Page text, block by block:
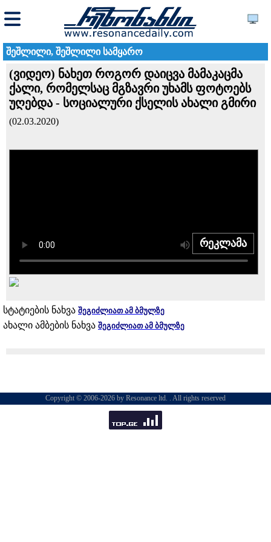
შეშლილი, შეშლილი სამყარო
(ვიდეო) ნახეთ როგორ დაიცვა მამაკაცმა
ქალი, რომელსაც მგზავრი უხამს ფოტოებს
უღებდა - სოციალური ქსელის ახალი გმირი
(02.03.2020)
რეკლამა
სტატიების ნახვა შეგიძლიათ ამ ბმულზე
ახალი ამბების ნახვა შეგიძლიათ ამ ბმულზე
Copyright © 2006-2026 by Resonance ltd. . All rights reserved